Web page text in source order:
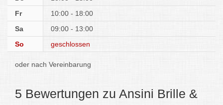
Fr
10:00 - 18:00
Sa
09:00 - 13:00
So
geschlossen
oder nach Vereinbarung
5 Bewertungen zu Ansini Brille &